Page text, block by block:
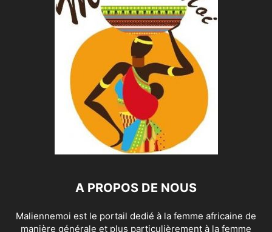
A PROPOS DE NOUS
Maliennemoi est le portail dedié à la femme africaine de
manière générale et plus particulièrement à la femme